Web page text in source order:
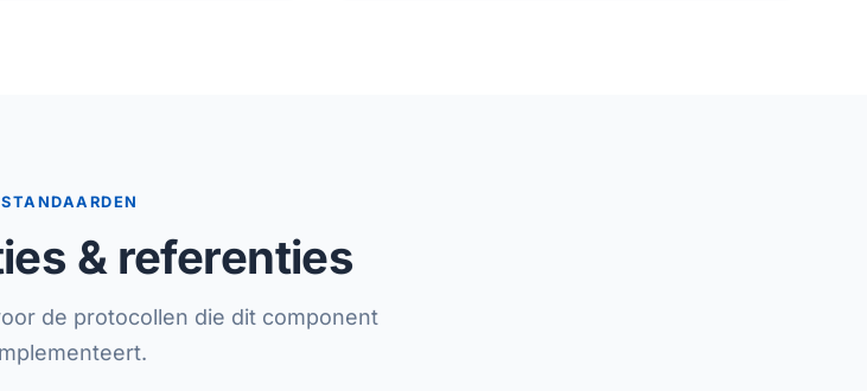
STANDAARDEN
& referenties
de protocollen die dit component